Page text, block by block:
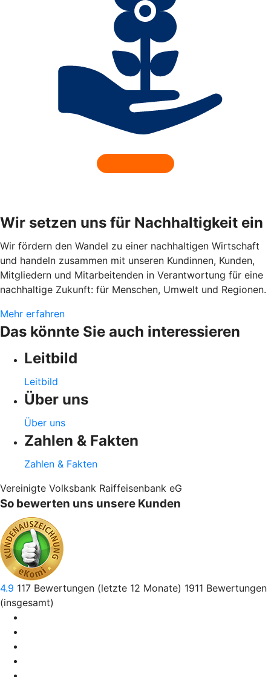
Wir setzen uns für Nachhaltigkeit ein
Wir fördern den Wandel zu einer nachhaltigen Wirtschaft
und handeln zusammen mit unseren Kundinnen, Kunden,
Mitgliedern und Mitarbeitenden in Verantwortung für eine
nachhaltige Zukunft: für Menschen, Umwelt und Regionen.
Mehr erfahren
Das könnte Sie auch interessieren
Leitbild
Leitbild
Über uns
Über uns
Zahlen & Fakten
Zahlen & Fakten
Vereinigte Volksbank Raiffeisenbank eG
So bewerten uns unsere Kunden
4.9 117 Bewertungen (letzte 12 Monate) 1911 Bewertungen
(insgesamt)